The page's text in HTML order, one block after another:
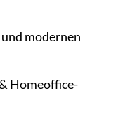
modernen
Homeoffice-